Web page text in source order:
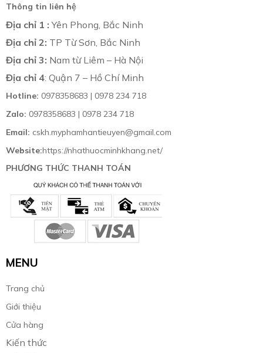
Thông tin liên hệ
Địa chỉ 1 :Yên Phong, Bắc Ninh
Địa chỉ 2: TP Từ Sơn, Bắc Ninh
Địa chỉ 3: Nam từ Liêm – Hà Nội
Địa chỉ 4: Quận 7 – Hồ Chí Minh
Hotline: 0978358683 | 0978 234 718
Zalo: 0978358683 | 0978 234 718
Email: cskh.myphamhantieuyen@gmail.com
Website:https://nhathuocminhkhang.net/
PHƯƠNG THỨC THANH TOÁN
MENU
Trang chủ
Giới thiệu
Cửa hàng
Kiến thức